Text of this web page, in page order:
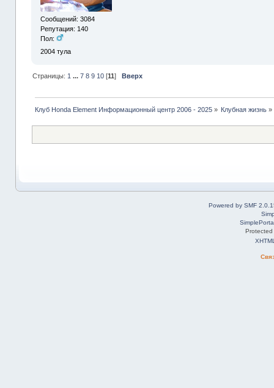
Сообщений: 3084
Репутация: 140
Пол:
2004 тула
Страницы: 1 ... 7 8 9 10[11] Вверх
Клуб Honda Element Информационный центр 2006 - 2025» Клубная жизнь »
Powered by SMF